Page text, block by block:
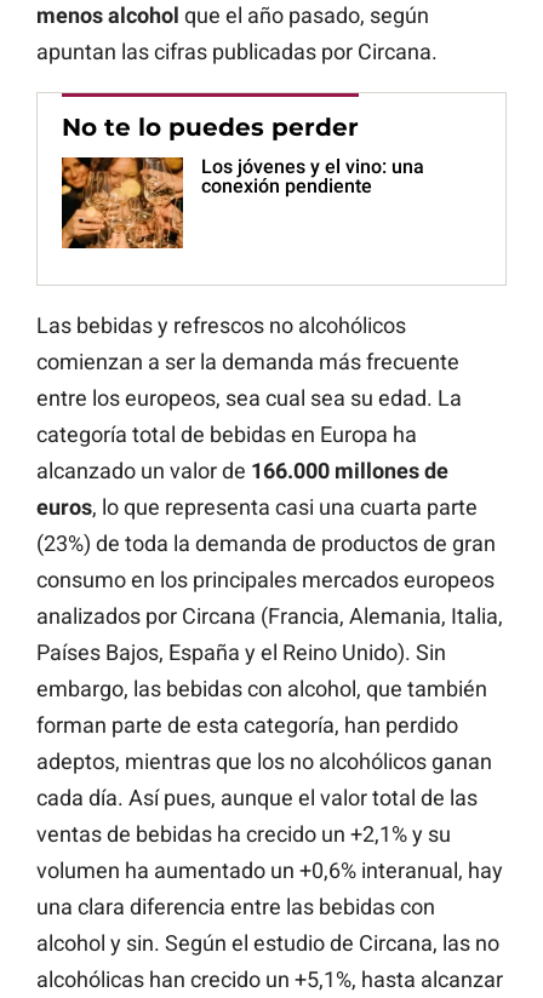
menos alcohol que el año pasado, según
apuntan las cifras publicadas por Circana.
No te lo puedes perder
Los jóvenes y el vino: una
conexión pendiente
Las bebidas y refrescos no alcohólicos
comienzan a ser la demanda más frecuente
entre los europeos, sea cual sea su edad. La
categoría total de bebidas en Europa ha
alcanzado un valor de 166.000 millones de
euros, lo que representa casi una cuarta parte
(23%) de toda la demanda de productos de gran
consumo en los principales mercados europeos
analizados por Circana (Francia, Alemania, Italia,
Países Bajos, España y el Reino Unido). Sin
embargo, las bebidas con alcohol, que también
forman parte de esta categoría, han perdido
adeptos, mientras que los no alcohólicos ganan
cada día. Así pues, aunque el valor total de las
ventas de bebidas ha crecido un +2,1% y su
volumen ha aumentado un +0,6% interanual, hay
una clara diferencia entre las bebidas con
alcohol y sin. Según el estudio de Circana, las no
alcohólicas han crecido un +5,1%, hasta alcanzar